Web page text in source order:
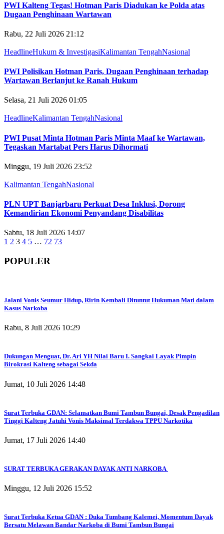
PWI Kalteng Tegas! Hotman Paris Diadukan ke Polda atas
Dugaan Penghinaan Wartawan
Rabu, 22 Juli 2026 21:12
HeadlineHukum & InvestigasiKalimantan TengahNasional
PWI Polisikan Hotman Paris, Dugaan Penghinaan terhadap
Wartawan Berlanjut ke Ranah Hukum
Selasa, 21 Juli 2026 01:05
HeadlineKalimantan TengahNasional
PWI Pusat Minta Hotman Paris Minta Maaf ke Wartawan,
Tegaskan Martabat Pers Harus Dihormati
Minggu, 19 Juli 2026 23:52
Kalimantan TengahNasional
PLN UPT Banjarbaru Perkuat Desa Inklusi, Dorong
Kemandirian Ekonomi Penyandang Disabilitas
Sabtu, 18 Juli 2026 14:07
1 2 3 4 5 … 72 73
POPULER
Jalani Vonis Seumur Hidup, Ririn Kembali Dituntut Hukuman Mati dalam
Kasus Narkoba
Rabu, 8 Juli 2026 10:29
Dukungan Menguat, Dr. Ari YH Nilai Baru I. Sangkai Layak Pimpin
Birokrasi Kalteng sebagai Sekda
Jumat, 10 Juli 2026 14:48
Surat Terbuka GDAN: Selamatkan Bumi Tambun Bungai, Desak Pengadilan
Tinggi Kalteng Jatuhi Vonis Maksimal Terdakwa TPPU Narkotika
Jumat, 17 Juli 2026 14:40
SURAT TERBUKA GERAKAN DAYAK ANTI NARKOBA
Minggu, 12 Juli 2026 15:52
Surat Terbuka Ketua GDAN : Duka Tumbang Kalemei, Momentum Dayak
Bersatu Melawan Bandar Narkoba di Bumi Tambun Bungai